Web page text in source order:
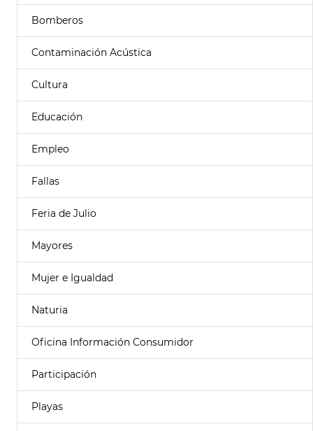
Bomberos
Contaminación Acústica
Cultura
Educación
Empleo
Fallas
Feria de Julio
Mayores
Mujer e Igualdad
Naturia
Oficina Información Consumidor
Participación
Playas